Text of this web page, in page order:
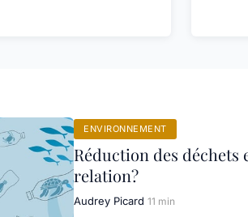
ENVIRONNEMENT
Réduction des déchets
relation?
Audrey Picard 11 min